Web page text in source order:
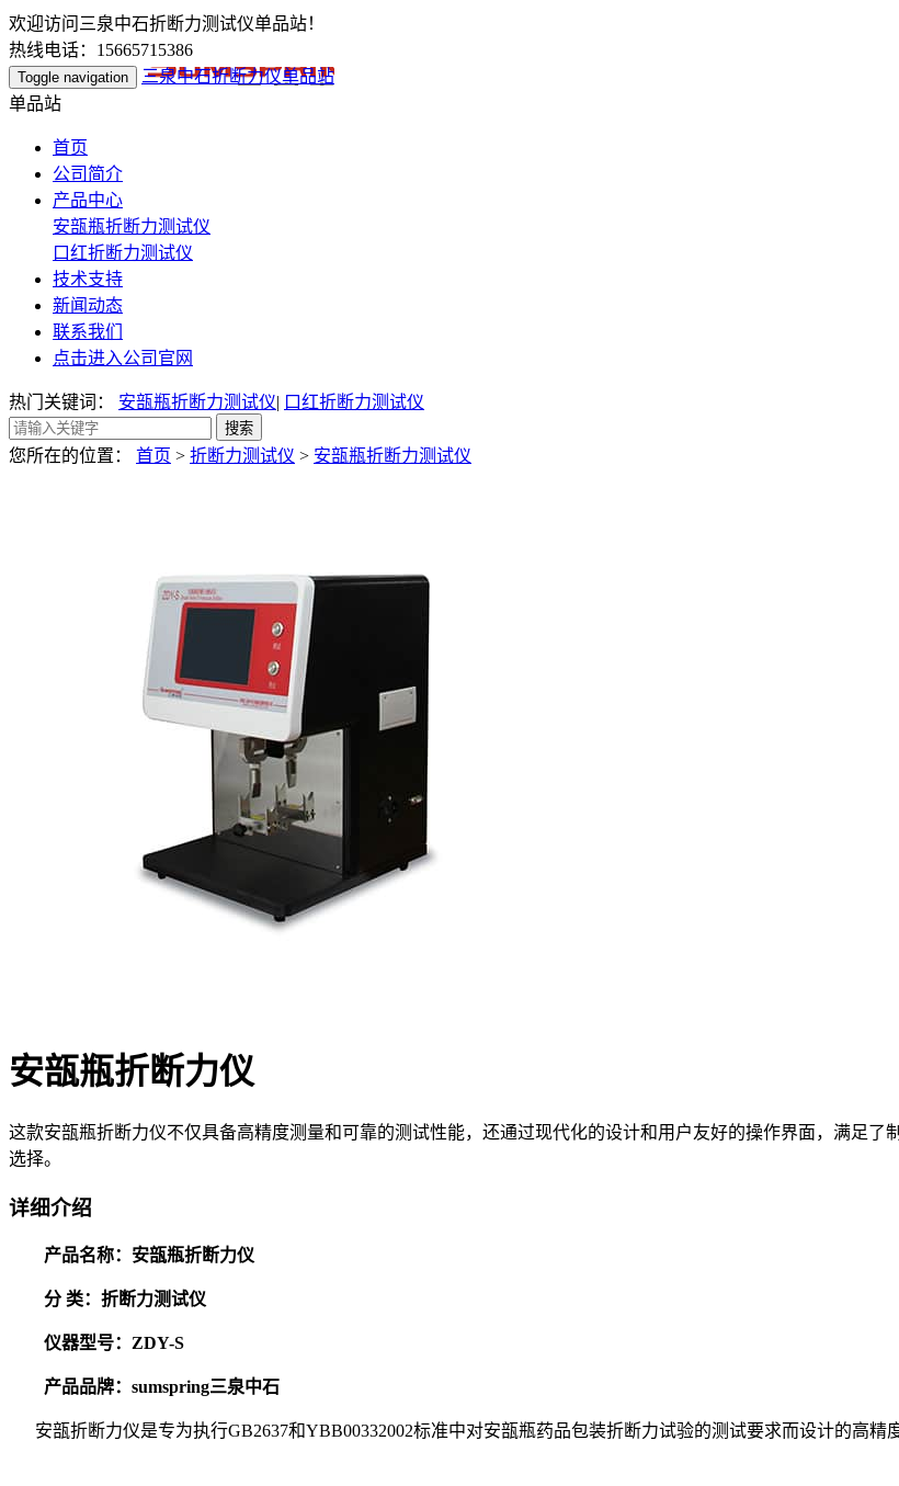
欢迎访问三泉中石折断力测试仪单品站！
热线电话：15665715386
Toggle navigation
三泉中石折断力仪单品站
单品站
首页
公司简介
产品中心
安瓿瓶折断力测试仪
口红折断力测试仪
技术支持
新闻动态
联系我们
点击进入公司官网
热门关键词： 安瓿瓶折断力测试仪| 口红折断力测试仪
您所在的位置： 首页 > 折断力测试仪 > 安瓿瓶折断力测试仪
安瓿瓶折断力仪
这款安瓿瓶折断力仪不仅具备高精度测量和可靠的测试性能，还通过现代化的设计和用户友好的操作界面，满足
选择。
详细介绍
产品名称：安瓿瓶折断力仪
分 类：折断力测试仪
仪器型号：ZDY-S
产品品牌：sumspring三泉中石
安瓿折断力仪是专为执行GB2637和YBB00332002标准中对安瓿瓶药品包装折断力试验的测试要求而设计的高精